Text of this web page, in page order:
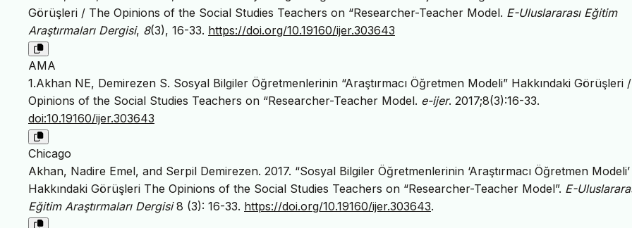
Görüşleri / The Opinions of the Social Studies Teachers on “Researcher-Teacher Model. E-Uluslararası Eğitim
Araştırmaları Dergisi, 8(3), 16-33. https://doi.org/10.19160/ijer.303643
AMA
1.Akhan NE, Demirezen S. Sosyal Bilgiler Öğretmenlerinin “Araştırmacı Öğretmen Modeli” Hakkındaki Görüşleri
Opinions of the Social Studies Teachers on “Researcher-Teacher Model. e-ijer. 2017;8(3):16-33.
doi:10.19160/ijer.303643
Chicago
Akhan, Nadire Emel, and Serpil Demirezen. 2017. “Sosyal Bilgiler Öğretmenlerinin ‘Araştırmacı Öğretmen Modeli’
Hakkındaki Görüşleri The Opinions of the Social Studies Teachers on “Researcher-Teacher Model”. E-
Eğitim Araştırmaları Dergisi8 (3): 16-33. https://doi.org/10.19160/ijer.303643.